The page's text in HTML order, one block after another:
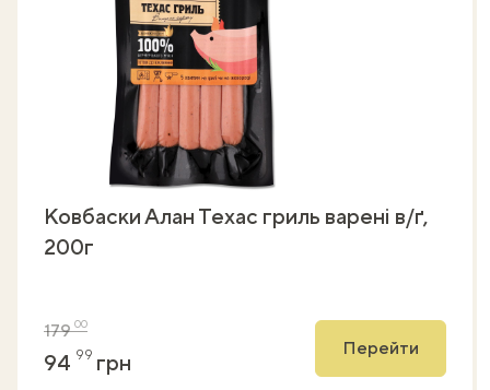
Ковбаски Алан Техас гриль варені в/ґ,
200г
17900
94 99 грн
Перейти